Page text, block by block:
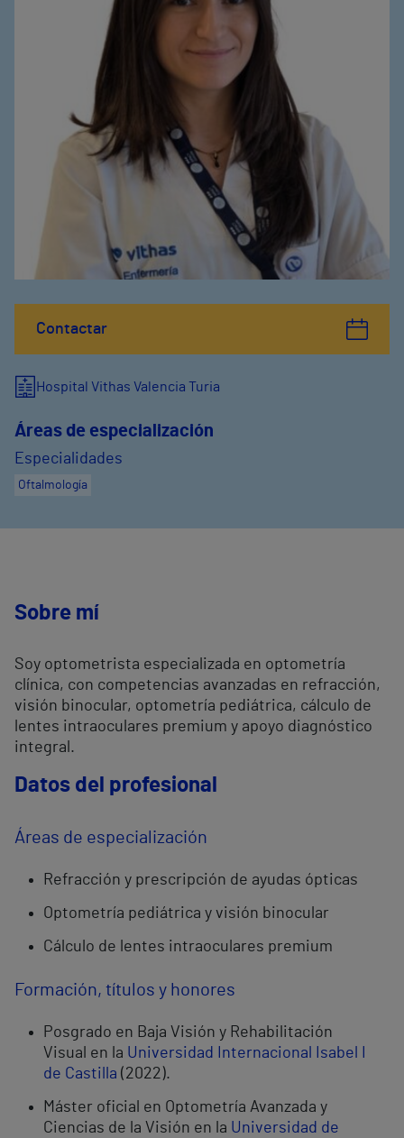
Contactar
Hospital Vithas Valencia Turia
Áreas de especialización
Especialidades
Oftalmología
Sobre mí
Soy optometrista especializada en optometría
clínica, con competencias avanzadas en refracción,
visión binocular, optometría pediátrica, cálculo de
lentes intraoculares premium y apoyo diagnóstico
integral.
Datos del profesional
Áreas de especialización
Refracción y prescripción de ayudas ópticas
Optometría pediátrica y visión binocular
Cálculo de lentes intraoculares premium
Formación, títulos y honores
Posgrado en Baja Visión y Rehabilitación
Visual en la Universidad Internacional Isabel I
de Castilla (2022).
Máster oficial en Optometría Avanzada y
Ciencias de la Visión en la Universidad de